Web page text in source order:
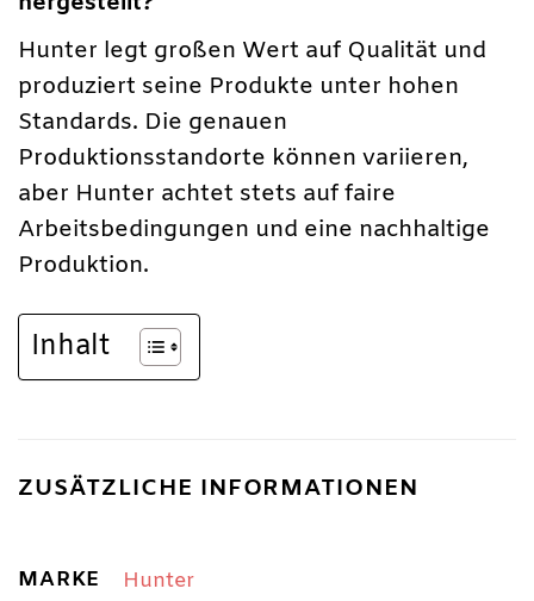
Hunter legt großen Wert auf Qualität und
produziert seine Produkte unter hohen
Standards. Die genauen
Produktionsstandorte können variieren,
aber Hunter achtet stets auf faire
Arbeitsbedingungen und eine nachhaltige
Produktion.
Inhalt
ZUSÄTZLICHE INFORMATIONEN
MARKE Hunter